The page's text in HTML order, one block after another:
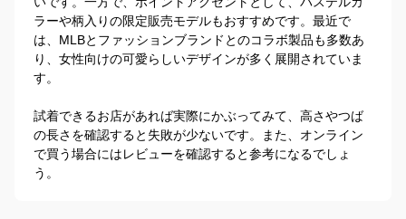
ラーや柄入りの限定販売モデルもおすすめです。最近で
は、MLBとファッションブランドとのコラボ製品も多数あ
り、女性向けの可愛らしいデザインが多く展開されていま
す。
試着できるお店があれば実際にかぶってみて、高さやつば
の長さを確認すると失敗が少ないです。また、オンライン
で買う場合にはレビューを確認すると参考になるでしょ
う。